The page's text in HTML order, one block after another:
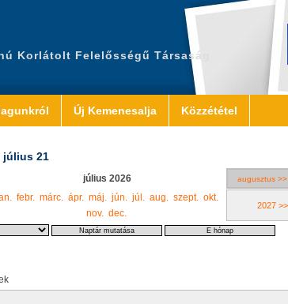
Korlátolt Felelősségű Társaság
Új Kemenesalja Közzététel
július 21
július 2026 augusztus >>
febr. márc. ápr. máj. jún. júl. aug. szept. okt.
nov. dec.
2027 >>